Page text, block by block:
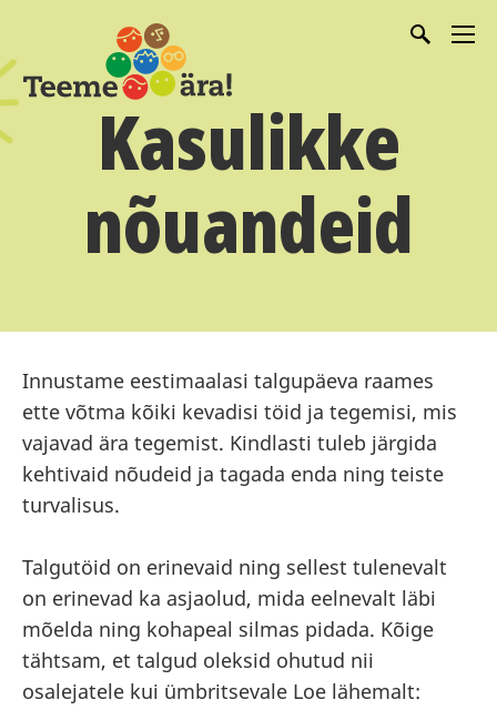
Kasulikke
nõuandeid
Innustame eestimaalasi talgupäeva raames
ette võtma kõiki kevadisi töid ja tegemisi, mis
vajavad ära tegemist. Kindlasti tuleb järgida
kehtivaid nõudeid ja tagada enda ning teiste
turvalisus.
Talgutöid on erinevaid ning sellest tulenevalt
on erinevad ka asjaolud, mida eelnevalt läbi
mõelda ning kohapeal silmas pidada. Kõige
tähtsam, et talgud oleksid ohutud nii
osalejatele kui ümbritsevale Loe lähemalt: